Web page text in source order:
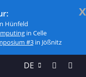
x
Hünfeld
in Celle
#3in Jößnitz
DE